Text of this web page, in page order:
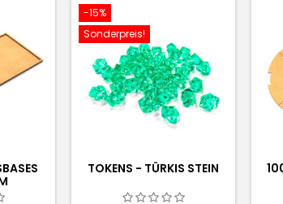
-15%
Sonderpreis!
TOKENS - TÜRKIS STEIN